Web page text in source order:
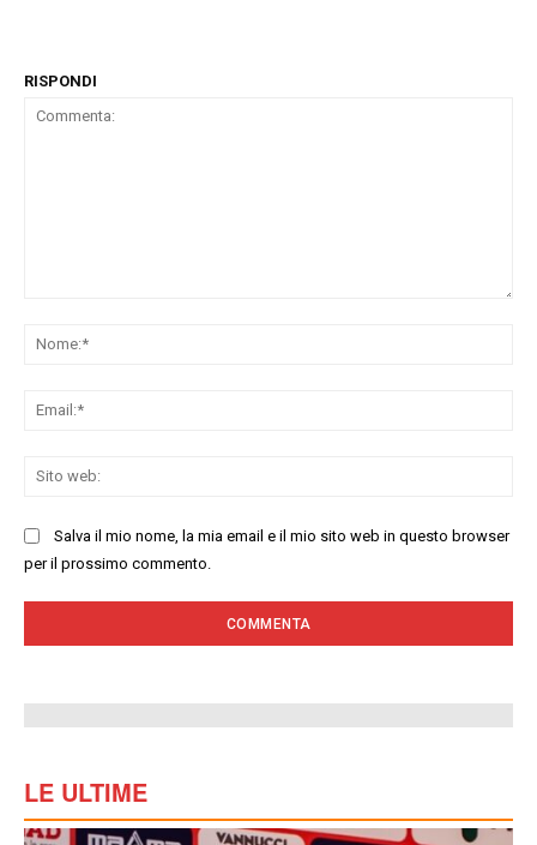
RISPONDI
Salva il mio nome, la mia email e il mio sito web in questo browser
per il prossimo commento.
LE ULTIME